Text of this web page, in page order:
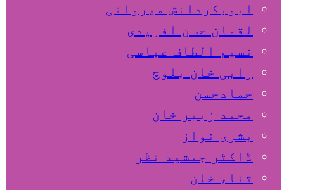
ابوبکردانش میروانی
لقمان حسن آفریدی
نسیم الطاف عباسی
رابی خان بلوچ
حمادحسن
محمد زبیر خان
بشری نواز
ڈاکٹر جمشید نظر
ثناء خان